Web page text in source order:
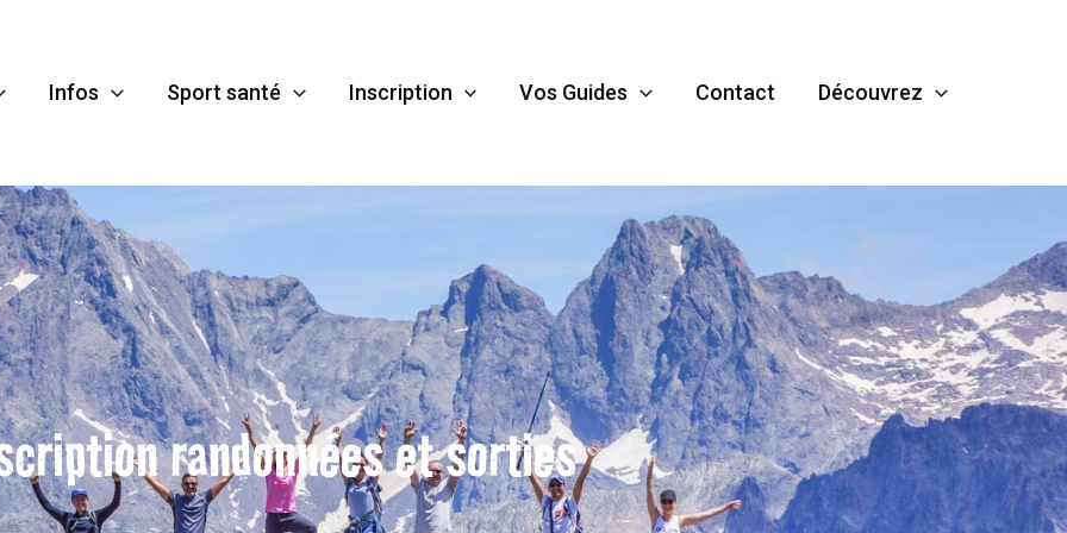
Infos Sport santé Inscription Vos Guides Contact Découvrez
randonnées et sorties